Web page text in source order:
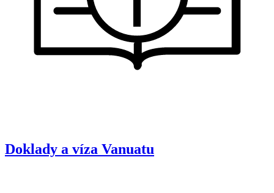
Doklady a víza Vanuatu